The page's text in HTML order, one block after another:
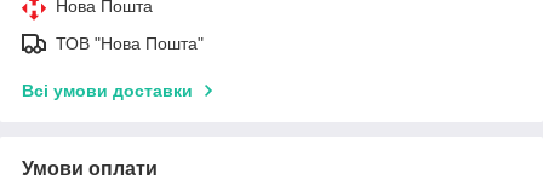
Нова Пошта
ТОВ "Нова Пошта"
Всі умови доставки
Умови оплати